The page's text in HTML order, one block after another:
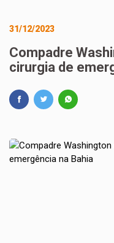
31/12/2023
Compadre
cirurgia de